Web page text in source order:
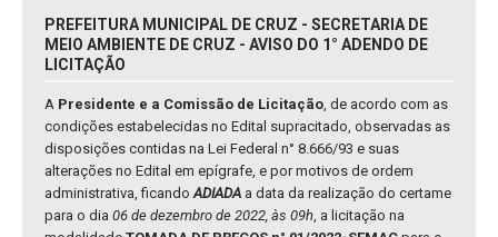
PREFEITURA MUNICIPAL DE CRUZ - SECRETARIA DE
MEIO AMBIENTE DE CRUZ - AVISO DO 1° ADENDO DE
LICITAÇÃO
A Presidente e a Comissão de Licitação, de acordo com as
condições estabelecidas no Edital supracitado, observadas as
disposições contidas na Lei Federal n° 8.666/93 e suas
alterações no Edital em epígrafe, e por motivos de ordem
administrativa, ficandoADIADA a data da realização do certame
para o dia 06 de dezembro de 2022, às 09h, a licitação na